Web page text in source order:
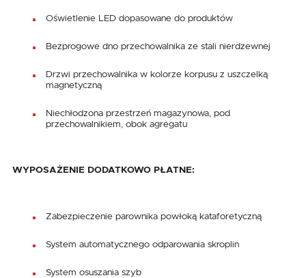
Oświetlenie LED dopasowane do produktów
Bezprogowe dno przechowalnika ze stali nierdzewnej
Drzwi przechowalnika w kolorze korpusu z uszczelką
magnetyczną
Niechłodzona przestrzeń magazynowa, pod
przechowalnikiem, obok agregatu
WYPOSAŻENIE DODATKOWO PŁATNE:
Zabezpieczenie parownika powłoką kataforetyczną
System automatycznego odparowania skroplin
System osuszania szyb